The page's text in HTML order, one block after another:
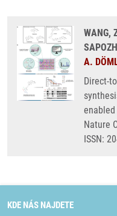
WANG,
A.
Direct-
Nature
ISSN:
KDE NÁS NAJDETE